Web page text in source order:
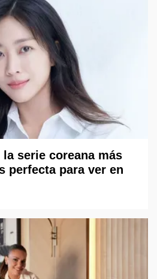
serie coreana más
perfecta para ver en